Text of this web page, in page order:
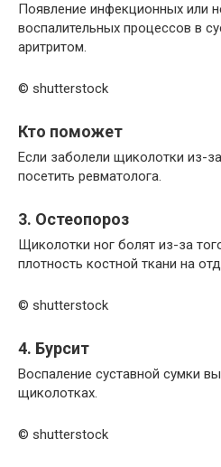
Появление инфекционных или
воспалительных процессов в
аритритом.
© shutterstock
Кто поможет
Если заболели щиколотки из-
посетить ревматолога.
3. Остеопороз
Щиколотки ног болят из-за
плотность костной ткани на
© shutterstock
4. Бурсит
Воспаление суставной сумки
щиколотках.
© shutterstock